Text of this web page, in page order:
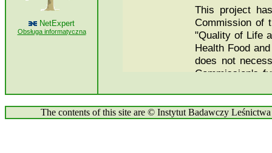
NetExpert
Obsługa informatyczna
The contents of this site are © Instytut Badawczy